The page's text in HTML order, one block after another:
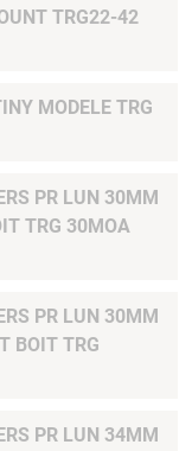
TRG22-42
MODELE TRG
PR LUN 30MM
TRG 30MOA
PR LUN 30MM
BOIT TRG
PR LUN 34MM